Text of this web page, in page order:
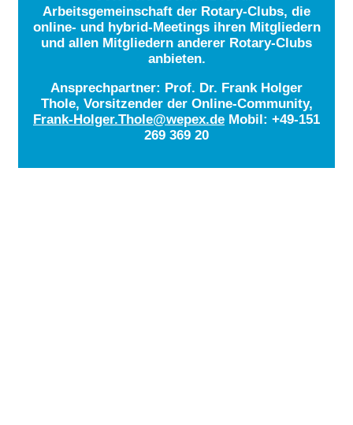
Arbeitsgemeinschaft der Rotary-Clubs, die
online- und hybrid-Meetings ihren Mitgliedern
und allen Mitgliedern anderer Rotary-Clubs
anbieten.
Ansprechpartner: Prof. Dr. Frank Holger
Thole, Vorsitzender der Online-Community,
Frank-Holger.Thole@wepex.de Mobil: +49-151
269 369 20